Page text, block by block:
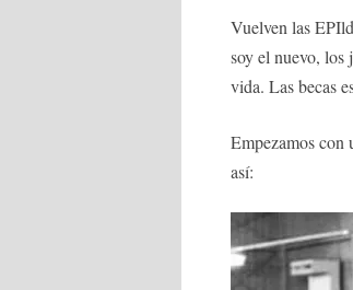
Vuelven las
soy el nuevo, los
vida. Las becas
Empezamos con
así: